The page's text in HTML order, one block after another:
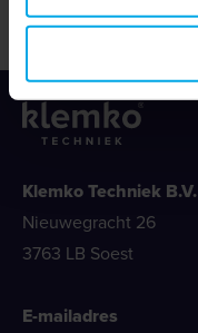
Klemko Techniek B.V.
Nieuwegracht 26
3763 LB Soest
E-mailadres